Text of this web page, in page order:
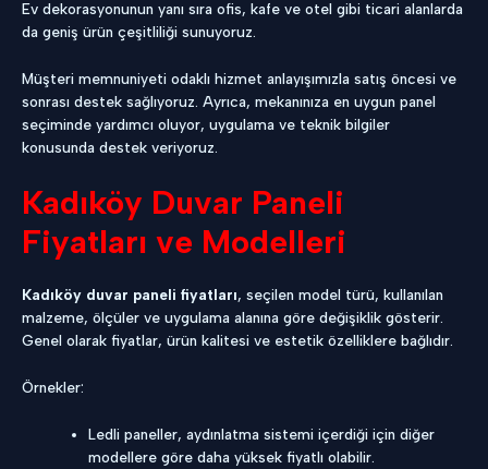
Ev dekorasyonunun yanı sıra ofis, kafe ve otel gibi ticari alanlarda
da geniş ürün çeşitliliği sunuyoruz.
Müşteri memnuniyeti odaklı hizmet anlayışımızla satış öncesi ve
sonrası destek sağlıyoruz. Ayrıca, mekanınıza en uygun panel
seçiminde yardımcı oluyor, uygulama ve teknik bilgiler
konusunda destek veriyoruz.
Kadıköy Duvar Paneli
Fiyatları ve Modelleri
Kadıköy duvar paneli fiyatları, seçilen model türü, kullanılan
malzeme, ölçüler ve uygulama alanına göre değişiklik gösterir.
Genel olarak fiyatlar, ürün kalitesi ve estetik özelliklere bağlıdır.
Örnekler:
Ledli paneller, aydınlatma sistemi içerdiği için diğer
modellere göre daha yüksek fiyatlı olabilir.